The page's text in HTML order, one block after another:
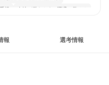
視 女性が働きやすい環境で働ける
報 選考情報